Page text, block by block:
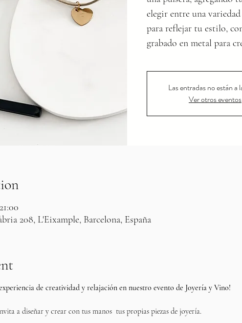
elegir entre una
para reflejar tu estilo,
grabado en metal para
Las entradas no están a
Ver otros eventos
208, L'Eixample, Barcelona, España
de creatividad y relajación en nuestro evento de Joyería y Vino!
a diseñar y crear con tus manos  tus propias piezas de joyería.